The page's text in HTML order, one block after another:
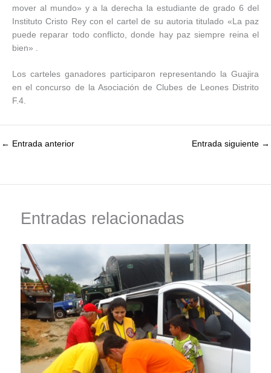
mover al mundo» y a la derecha la estudiante de grado 6 del
Instituto Cristo Rey con el cartel de su autoria titulado «La paz
puede reparar todo conflicto, donde hay paz siempre reina el
bien» .
Los carteles ganadores participaron representando la Guajira
en el concurso de la Asociación de Clubes de Leones Distrito
F.4.
← Entrada anterior Entrada siguiente →
Entradas relacionadas